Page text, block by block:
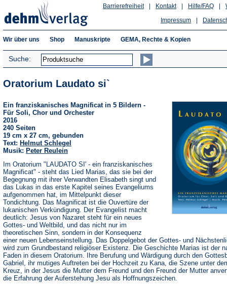
Hilfe/FAQ
Kontakt
Barrierefreiheit
Impressum
Wir über uns Shop Manuskripte GEMA, Rechte & Kopien
Suche:
Oratorium Laudato si`
Ein franziskanisches Magnificat in 5 Bildern -
Für Soli, Chor und Orchester
2016
240 Seiten
19 cm x 27 cm, gebunden
Text: Helmut Schlegel
Musik: Peter Reulein
Im Oratorium "LAUDATO SI' - ein franziskanisches
Magnificat" - steht das Lied Marias, das sie bei der
Begegnung mit ihrer Verwandten Elisabeth singt und
das Lukas in das erste Kapitel seines Evangeliums
aufgenommen hat, im Mittelpunkt dieser
Tondichtung. Das Magnificat ist die Ouvertüre der
lukanischen Verkündigung. Der Evangelist macht
deutlich: Jesus von Nazaret steht für ein neues
Gottes- und Weltbild, und das nicht nur im
theoretischen Sinn, sondern in der Konsequenz
einer neuen Lebenseinstellung. Das Doppelgebot der Gottes- und
wird zum Grundbestand religiöser Existenz. Die Geschichte Marias ist der
Faden in diesem Oratorium. Ihre Berufung und Wärdigung durch den
Gabriel, ihr mutiges Auftreten bei der Hochzeit zu Kana, die Szene unter
Kreuz, in der Jesus die Mutter dem Freund und den Freund der Mutter
die Erfahrung der Auferstehung Jesu als Hoffnungszeichen.